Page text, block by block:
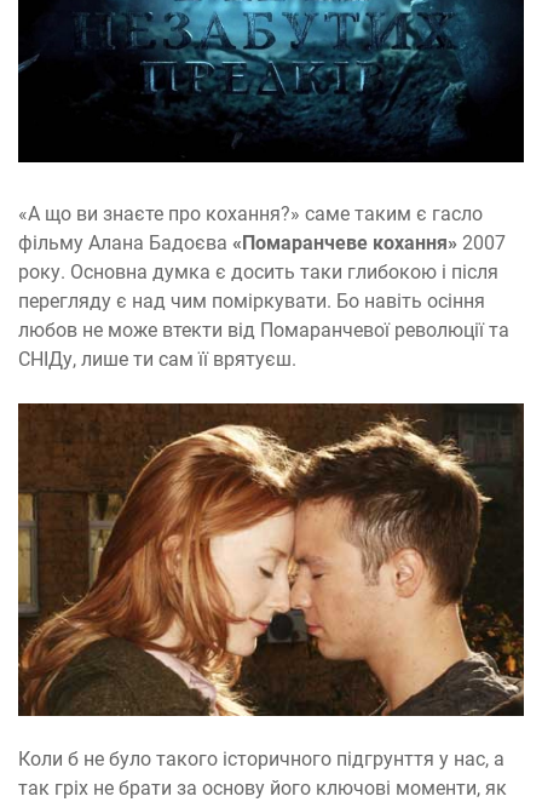
«А що ви знаєте про кохання?» саме таким є гасло
фільму Алана Бадоєва «Помаранчеве кохання» 2007
року. Основна думка є досить таки глибокою і після
перегляду є над чим поміркувати. Бо навіть осіння
любов не може втекти від Помаранчевої революції та
СНІДу, лише ти сам її врятуєш.
Коли б не було такого історичного підгрунття у нас, а
так гріх не брати за основу його ключові моменти, як